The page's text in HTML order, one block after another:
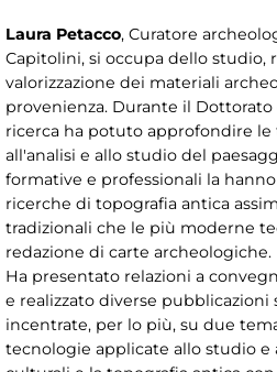
Laura Petacco, Curatore
Capitolini, si occupa dello studio,
valorizzazione dei materiali
provenienza. Durante il
ricerca ha potuto approfondire le
all'analisi e allo studio del
formative e professionali la
ricerche di topografia antica
tradizionali che le più moderne
redazione di carte archeologiche.
Ha presentato relazioni a
e realizzato diverse
incentrate, per lo più, su due
tecnologie applicate allo studio e